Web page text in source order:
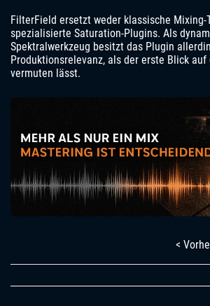
FilterField ersetzt weder klassische Mixing-
spezialisierte Saturation-Plugins. Als
Spektralwerkzeug besitzt das Plugin
Produktionsrelevanz, als der erste Blick auf
vermuten lässt.
<